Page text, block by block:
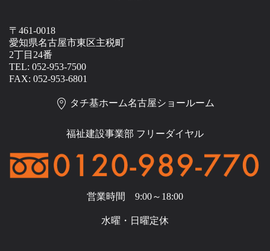
〒461-0018
愛知県名古屋市東区主税町
2丁目24番
TEL: 052-953-7500
FAX: 052-953-6801
タチ基ホーム名古屋ショールーム
福祉建設事業部 フリーダイヤル
営業時間 9:00～18:00
水曜・日曜定休